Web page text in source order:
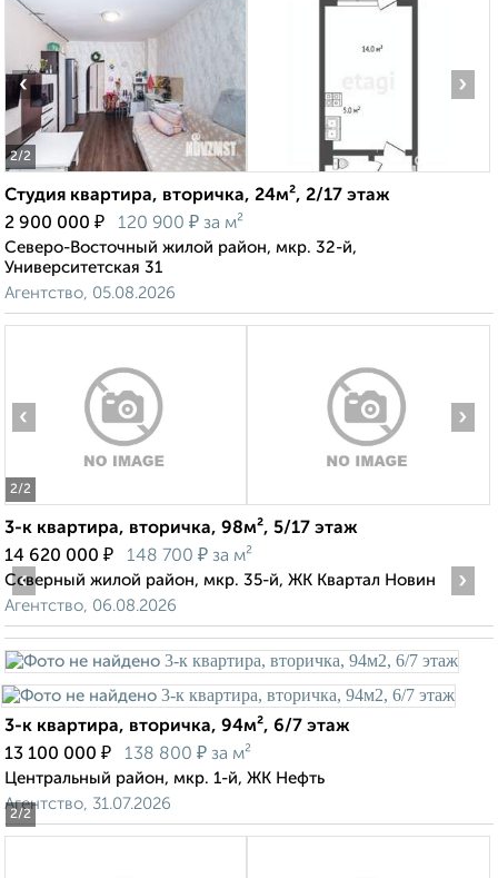
2/2
‹ ›
Студия квартира, вторичка, 24м², 2/17 этаж
2 900 000 ₽ 120 900 ₽ за м²
Северо-Восточный жилой район, мкр. 32-й,
Университетская 31
Агентство, 05.08.2026
2/2
‹ ›
3-к квартира, вторичка, 98м², 5/17 этаж
14 620 000 ₽ 148 700 ₽ за м²
Северный жилой район, мкр. 35-й, ЖК Квартал Новин
Агентство, 06.08.2026
2/2
‹ ›
3-к квартира, вторичка, 94м², 6/7 этаж
13 100 000 ₽ 138 800 ₽ за м²
Центральный район, мкр. 1-й, ЖК Нефть
Агентство, 31.07.2026